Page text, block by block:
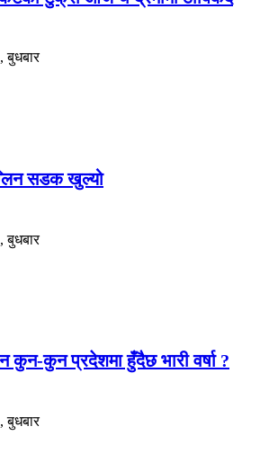
बुधबार
सडक खुल्यो
बुधबार
कुन-कुन प्रदेशमा हुँदैछ भारी वर्षा ?
बुधबार